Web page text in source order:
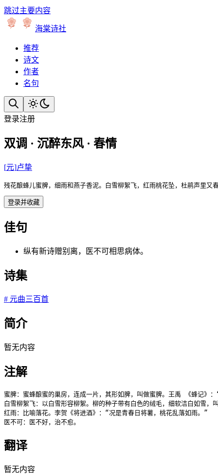
跳过主要内容
海棠诗社
推荐
诗文
作者
名句
登录注册
双调 · 沉醉东风 · 春情
[元]卢挚
残花酿蜂儿蜜脾，细雨和燕子香泥。白雪柳絮飞，红雨桃花坠，杜鹃声里又
登录并收藏
佳句
纵有新诗赠别离，医不可相思病体。
诗集
# 元曲三百首
简介
暂无内容
注解
蜜脾：蜜蜂酿蜜的巢房，连成一片，其形如脾，叫做蜜脾。王禹 《蜂记》
白雪柳絮飞：以白雪形容柳絮。柳的种子带有白色的绒毛，细软洁白如雪，
红雨：比喻落花。李贺《将进酒》：“况是青春日将薯，桃花乱落如雨。”
医不可：医不好，治不愈。
翻译
暂无内容